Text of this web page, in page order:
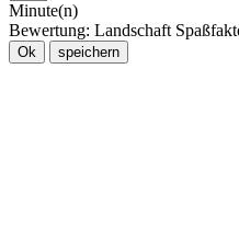
Minute(n)
Bewertung: Landschaft
Ok speichern